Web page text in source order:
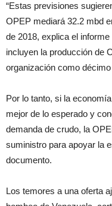
“Estas previsiones
OPEP mediará 32.2 mbd
de 2018, explica el
incluyen la producción de
organización como
Por lo tanto, si la
mejor de lo esperado y
demanda de crudo, la
suministro para apoyar la
documento.
Los temores a una oferta